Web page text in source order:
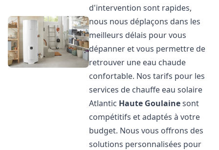
d'intervention sont rapides,
nous nous déplaçons dans les
meilleurs délais pour vous
dépanner et vous permettre de
retrouver une eau chaude
confortable. Nos tarifs pour les
services de chauffe eau solaire
Atlantic Haute Goulainesont
compétitifs et adaptés à votre
budget. Nous vous offrons des
solutions personnalisées pour